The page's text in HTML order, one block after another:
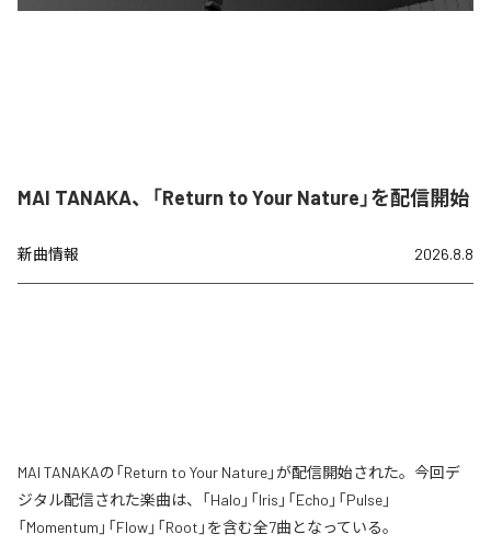
MAI TANAKA、「Return to Your Nature」を配信開始
新曲情報 2026.8.8
MAI TANAKAの「Return to Your Nature」が配信開始された。今回デ
ジタル配信された楽曲は、「Halo」「Iris」「Echo」「Pulse」
「Momentum」「Flow」「Root」を含む全7曲となっている。